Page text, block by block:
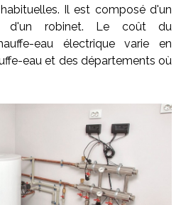
Il est composé d'un
d'un robinet. Le coût du
eau électrique varie en
eau et des départements où